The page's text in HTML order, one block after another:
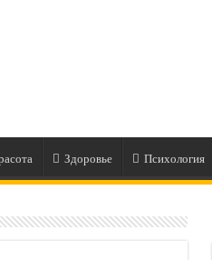
Здоровье Психология